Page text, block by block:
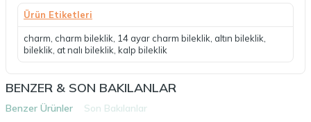
Ürün Etiketleri
charm, charm bileklik, 14 ayar charm bileklik, altın bileklik,
bileklik, at nalı bileklik, kalp bileklik
BENZER & SON BAKILANLAR
Benzer Ürünler Son Bakılanlar